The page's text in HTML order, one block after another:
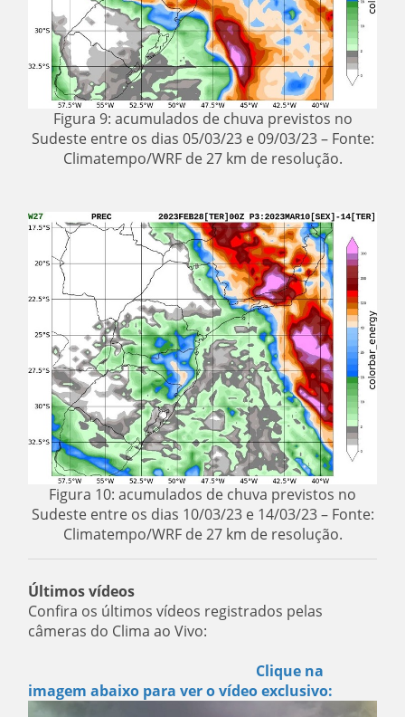
Figura 9: acumulados de chuva previstos no
Sudeste entre os dias 05/03/23 e 09/03/23 – Fonte:
Climatempo/WRF de 27 km de resolução.
Figura 10: acumulados de chuva previstos no
Sudeste entre os dias 10/03/23 e 14/03/23 – Fonte:
Climatempo/WRF de 27 km de resolução.
Últimos vídeos
Confira os últimos vídeos registrados pelas
câmeras do Clima ao Vivo:
Clique na
imagem abaixo para ver o vídeo exclusivo: